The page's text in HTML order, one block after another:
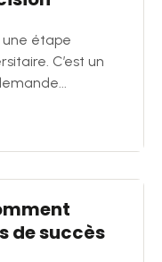
une étape
C’est un
de succès